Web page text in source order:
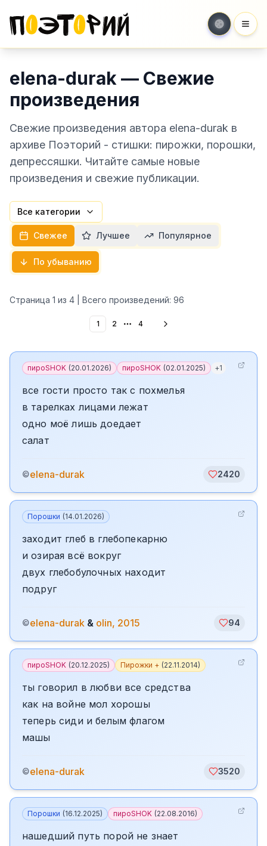
elena-durak — Свежие
произведения
Свежие произведения автора elena-durak в
архиве Поэторий - стишки: пирожки, порошки,
депрессяшки. Читайте самые новые
произведения и свежие публикации.
Все категории
Свежее Лучшее Популярное
По убыванию
Страница 1 из 4 | Всего произведений: 96
1 2 More pages
4
пироSHOK (20.01.2026) пироSHOK (02.01.2025) +1
все гости просто так с похмелья
в тарелках лицами лежат
одно моё лишь доедает
салат
©elena-durak 2420
Порошки (14.01.2026)
заходит глеб в глебопекарню
и озирая всё вокруг
двух глебобулочных находит
подруг
©elena-durak & olin, 2015 94
пироSHOK (20.12.2025) Пирожки + (22.11.2014)
ты говорил в любви все средства
как на войне мол хорошы
теперь сиди и белым флагом
машы
©elena-durak 3520
Порошки (16.12.2025) пироSHOK (22.08.2016)
нашедший путь порой не знает